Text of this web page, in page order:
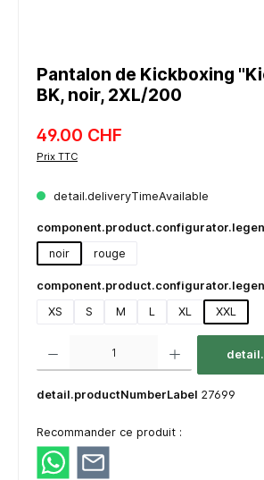
Pantalon de Kickboxing
BK, noir, 2XL/200
49.00 CHF
Prix TTC
detail.deliveryTimeAvailable
noir
rouge
XS
S M L XL XXL
detail.productNumberLabel 27699
Recommander ce produit :